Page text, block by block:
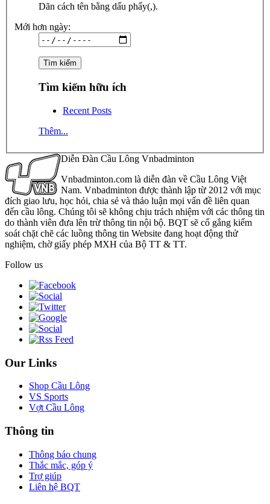
Dãn cách tên bằng dấu phẩy(,).
Mới hơn ngày:
Tìm kiếm hữu ích
Recent Posts
Thêm...
Diễn Đàn Cầu Lông Vnbadminton
Vnbadminton.com là diễn đàn về Cầu Lông Việt
Nam. Vnbadminton được thành lập từ 2012 với mục
đích giao lưu, học hỏi, chia sẻ và thảo luận mọi vấn đề liên quan
đến cầu lông. Chúng tôi sẽ không chịu trách nhiệm với các thông tin
do thành viên đưa lên trừ thông tin nội bộ. BQT sẽ cố gắng kiểm
soát chặt chẽ các luồng thông tin Website đang hoạt động thử
nghiệm, chờ giấy phép MXH của Bộ TT & TT.
Follow us
Our Links
Shop Cầu Lông
VS Sports
Vợt Cầu Lông
Thông tin
Thông báo chung
Thắc mắc, góp ý
Trợ giúp
Liên hệ BQT